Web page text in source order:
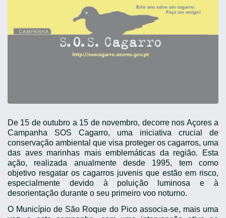
De 15 de outubro a 15 de novembro, decorre nos Açores a
Campanha SOS Cagarro, uma iniciativa crucial de
conservação ambiental que visa proteger os cagarros, uma
das aves marinhas mais emblemáticas da região. Esta
ação, realizada anualmente desde 1995, tem como
objetivo resgatar os cagarros juvenis que estão em risco,
especialmente devido à poluição luminosa e à
desorientação durante o seu primeiro voo noturno.
O Município de São Roque do Pico associa-se, mais uma